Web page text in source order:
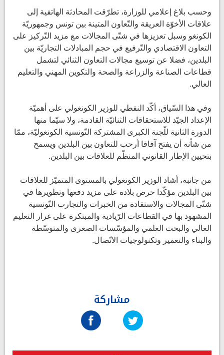
​وحسب بلاغ إعلامي للوزارة، تطرّقت المحادثة الهاتفية إلى
علاقات الأخوّة العريقة والتّعاون المتينة بين تونس وجمهوريّة
الكونغو وسبل تعزيزها في شتّى المجالات مع مزيد التّركيز على
التعاون الاقتصادي والتّرفيع في حجم المبادلات التجاريّة بين
البلدين، فضلا عن توسيع مجالات التعاون الثنائي لتشمل
قطاعات الصناعة والزراعة والصحة والتكوين المهني والتعليم
العالي.
وفي هذا السّياق، أكّد النفطي للوزير الكونغولي على أهميّة
الإعداد الجيّد للاستحقاقات الثنائيّة القادمة، ولا سيّما منها
الدورة الثانية للّجنة الكبرى المشتركة التّونسية الكونغوليّة، ممّا
من شأنه أن يفتح آفاقا أرحب للتعاون بين البلدين ويسمح
بتحيين الإطار القانوني المنظّم للعلاقات بين البلدين.
من جانبه، أشاد الوزير الكونغولي بالمستوى المتميّز للعلاقات
بين البلدين مؤكّدا حرص بلاده على مزيد دفعها وتطويرها في
شتّى المجالات والاستفادة من الخبرات والتجارب التّونسية
المشهود بها في القطاعات الرّيادية والمبتكرة على غرار التعليم
العالي والبحث العلمي والمؤسّسات الصغرى والمتوسّطة
والبناء والتعمير وتكنولوجيات الاتّصال.
مشاركة